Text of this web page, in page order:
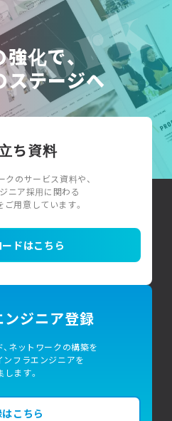
化で、
ステージへ
ち資料
クのサービス資料や、
ニア採用に関わる
用意しています。
ドはこちら
ンジニア登録
、ネットワークの構築を
ンフラエンジニアを
します。
こちら